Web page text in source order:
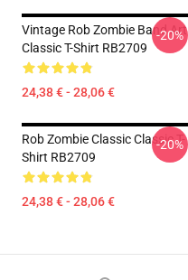
Vintage Rob Zombie Band Art
Classic T-Shirt RB2709
24,38 € - 28,06 €
-20%
Rob Zombie Classic Classic T-
Shirt RB2709
24,38 € - 28,06 €
-20%